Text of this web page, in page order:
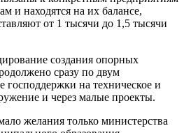
и находятся на их балансе,
от 1 тысячи до 1,5 тысячи
создания опорных
сразу по двум
господдержки на техническое и
и через малые проекты.
желания только министерства